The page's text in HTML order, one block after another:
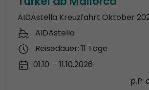
AIDAstella Kreuzfahrt Oktober
AIDAstella
Reisedauer: 11 Tage
01.10. - 11.10.2026
p.P.